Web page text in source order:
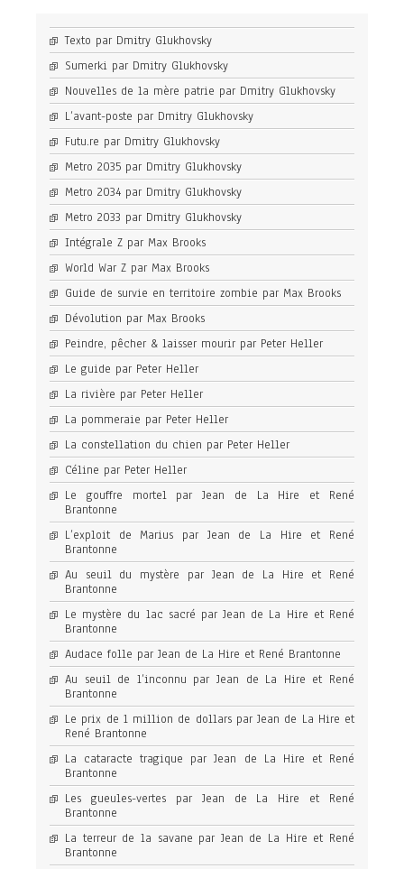
Texto par Dmitry Glukhovsky
Sumerki par Dmitry Glukhovsky
Nouvelles de la mère patrie par Dmitry Glukhovsky
L’avant-poste par Dmitry Glukhovsky
Futu.re par Dmitry Glukhovsky
Metro 2035 par Dmitry Glukhovsky
Metro 2034 par Dmitry Glukhovsky
Metro 2033 par Dmitry Glukhovsky
Intégrale Z par Max Brooks
World War Z par Max Brooks
Guide de survie en territoire zombie par Max Brooks
Dévolution par Max Brooks
Peindre, pêcher & laisser mourir par Peter Heller
Le guide par Peter Heller
La rivière par Peter Heller
La pommeraie par Peter Heller
La constellation du chien par Peter Heller
Céline par Peter Heller
Le gouffre mortel par Jean de La Hire et René
Brantonne
L’exploit de Marius par Jean de La Hire et René
Brantonne
Au seuil du mystère par Jean de La Hire et René
Brantonne
Le mystère du lac sacré par Jean de La Hire et René
Brantonne
Audace folle par Jean de La Hire et René Brantonne
Au seuil de l’inconnu par Jean de La Hire et René
Brantonne
Le prix de 1 million de dollars par Jean de La Hire et
René Brantonne
La cataracte tragique par Jean de La Hire et René
Brantonne
Les gueules-vertes par Jean de La Hire et René
Brantonne
La terreur de la savane par Jean de La Hire et René
Brantonne